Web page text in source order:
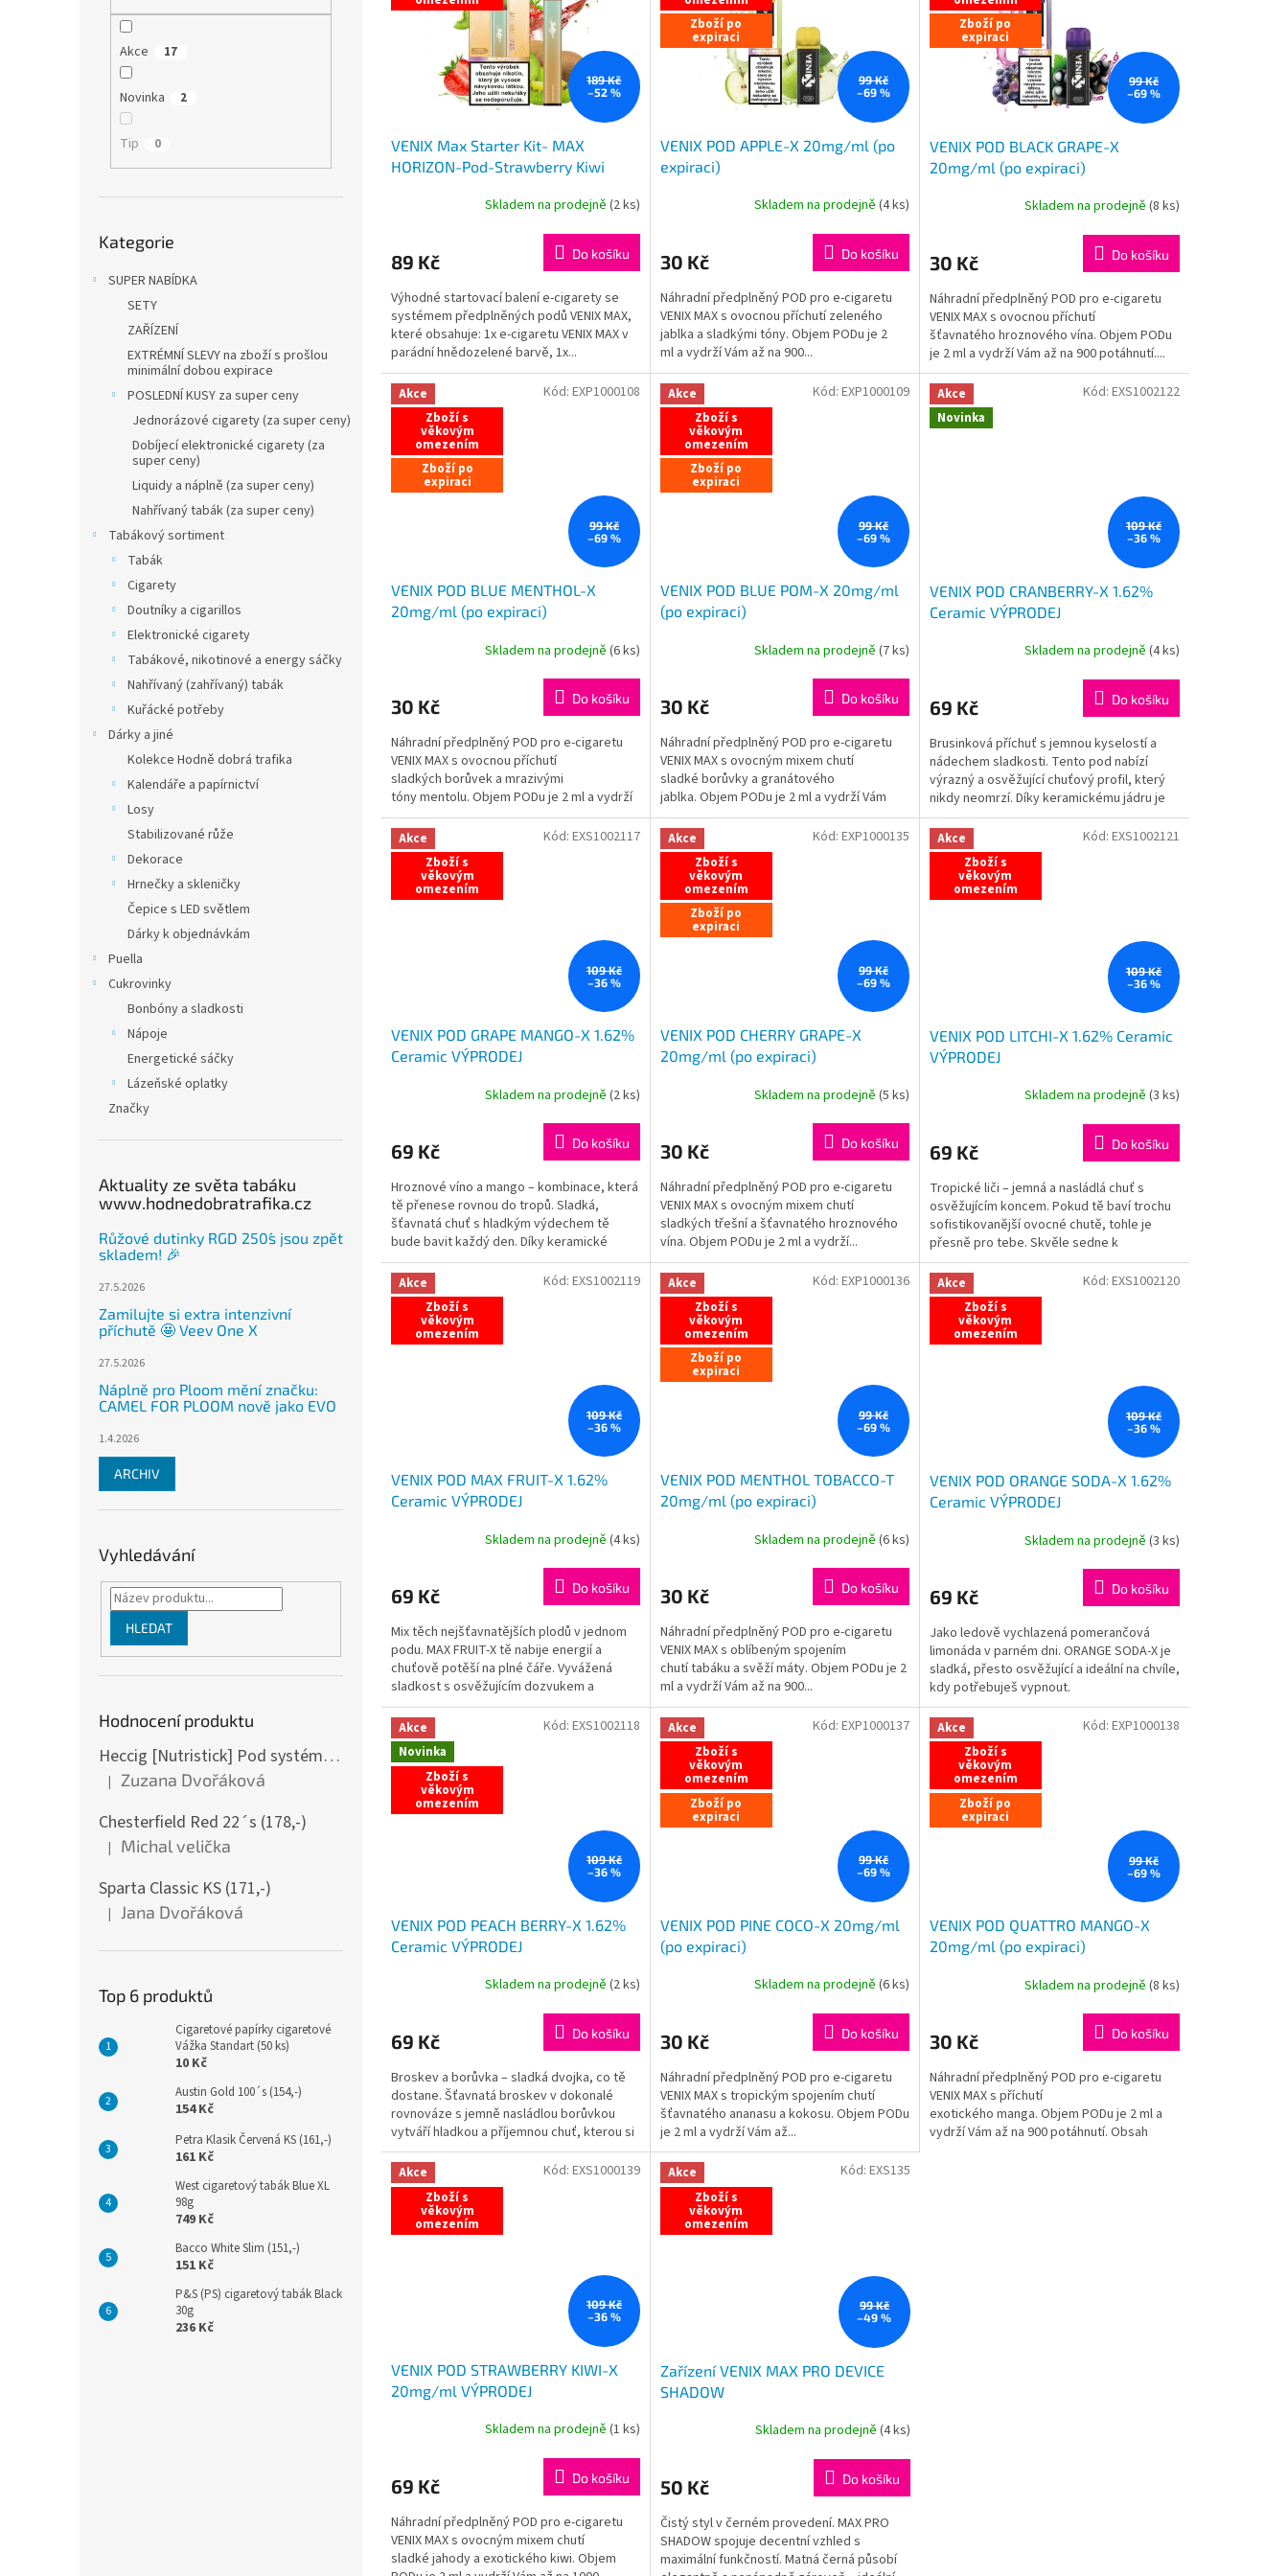
Akce 17
Novinka 2
Tip 0
kategorie
Kategorie
SUPER NABÍDKA
SETY
ZAŘÍZENÍ
EXTRÉMNÍ SLEVY na zboží s prošlou
minimální dobou expirace
POSLEDNÍ KUSY za super ceny
Jednorázové cigarety (za super ceny)
Dobíjecí elektronické cigarety (za
super ceny)
Liquidy a náplně (za super ceny)
Nahřívaný tabák (za super ceny)
Tabákový sortiment
Tabák
Cigarety
Doutníky a cigarillos
Elektronické cigarety
Tabákové, nikotinové a energy sáčky
Nahřívaný (zahřívaný) tabák
Kuřácké potřeby
Dárky a jiné
Kolekce Hodně dobrá trafika
Kalendáře a papírnictví
Losy
Stabilizované růže
Dekorace
Hrnečky a skleničky
Čepice s LED světlem
Dárky k objednávkám
Puella
Cukrovinky
Bonbóny a sladkosti
Nápoje
Energetické sáčky
Lázeňské oplatky
Značky
Aktuality ze světa tabáku
www.hodnedobratrafika.cz
Růžové dutinky RGD 250´s jsou zpět
skladem! 🎉
27.5.2026
Zamilujte si extra intenzivní
příchutě 🤩 Veev One X
27.5.2026
Náplně pro Ploom mění značku:
CAMEL FOR PLOOM nově jako EVO
1.4.2026
ARCHIV
Vyhledávání
HLEDAT
Hodnocení produktu
Heccig [Nutristick] Pod systém DV2 - F bull
Hodnocení produktu je 5 z 5 hvězdiček.
| Zuzana Dvořáková
Chesterfield Red 22´s (178,-)
Hodnocení produktu je 5 z 5 hvězdiček.
| Michal velička
Sparta Classic KS (171,-)
Hodnocení produktu je 5 z 5 hvězdiček.
| Jana Dvořáková
Top 6 produktů
Cigaretové papírky cigaretové
Vážka Standart (50 ks)
10 Kč
Austin Gold 100´s (154,-)
154 Kč
Petra Klasik Červená KS (161,-)
161 Kč
West cigaretový tabák Blue XL
98g
749 Kč
Bacco White Slim (151,-)
151 Kč
P&S (PS) cigaretový tabák Black
30g
236 Kč
189 Kč
–52 %
VENIX Max Starter Kit- MAX
HORIZON-Pod-Strawberry Kiwi
Skladem na prodejně (2 ks)
89 Kč Do košíku
Výhodné startovací balení e-cigarety se
systémem předplněných podů VENIX MAX,
které obsahuje: 1x e-cigaretu VENIX MAX v
parádní hnědozelené barvě, 1x...
Zboží po
expiraci
99 Kč
–69 %
VENIX POD APPLE-X 20mg/ml (po
expiraci)
Skladem na prodejně (4 ks)
30 Kč Do košíku
Náhradní předplněný POD pro e-cigaretu
VENIX MAX s ovocnou příchutí zeleného
jablka a sladkými tóny. Objem PODu je 2
ml a vydrží Vám až na 900...
Zboží po
expiraci
99 Kč
–69 %
VENIX POD BLACK GRAPE-X
20mg/ml (po expiraci)
Skladem na prodejně (8 ks)
30 Kč Do košíku
Náhradní předplněný POD pro e-cigaretu
VENIX MAX s ovocnou příchutí
šťavnatého hroznového vína. Objem PODu
je 2 ml a vydrží Vám až na 900 potáhnutí....
Akce
Zboží s
věkovým
omezením
Zboží po
expiraci
99 Kč
–69 %
VENIX POD BLUE MENTHOL-X
20mg/ml (po expiraci)
Skladem na prodejně (6 ks)
30 Kč Do košíku
Náhradní předplněný POD pro e-cigaretu
VENIX MAX s ovocnou příchutí
sladkých borůvek a mrazivými
tóny mentolu. Objem PODu je 2 ml a vydrží
Vám až...
Kód: EXP1000108
Akce
Zboží s
věkovým
omezením
Zboží po
expiraci
99 Kč
–69 %
VENIX POD BLUE POM-X 20mg/ml
(po expiraci)
Skladem na prodejně (7 ks)
30 Kč Do košíku
Náhradní předplněný POD pro e-cigaretu
VENIX MAX s ovocným mixem chutí
sladké borůvky a granátového
jablka. Objem PODu je 2 ml a vydrží Vám
až...
Kód: EXP1000109
Akce
Novinka
109 Kč
–36 %
VENIX POD CRANBERRY-X 1.62%
Ceramic VÝPRODEJ
Skladem na prodejně (4 ks)
69 Kč Do košíku
Brusinková příchuť s jemnou kyselostí a
nádechem sladkosti. Tento pod nabízí
výrazný a osvěžující chuťový profil, který
nikdy neomrzí. Díky keramickému jádru je
chuť čistá a...
Kód: EXS1002122
Akce
Zboží s
věkovým
omezením
109 Kč
–36 %
VENIX POD GRAPE MANGO-X 1.62%
Ceramic VÝPRODEJ
Skladem na prodejně (2 ks)
69 Kč Do košíku
Hroznové víno a mango – kombinace, která
tě přenese rovnou do tropů. Sladká,
šťavnatá chuť s hladkým výdechem tě
bude bavit každý den. Díky keramické
technologii si užiješ plné...
Kód: EXS1002117
Akce
Zboží s
věkovým
omezením
Zboží po
expiraci
99 Kč
–69 %
VENIX POD CHERRY GRAPE-X
20mg/ml (po expiraci)
Skladem na prodejně (5 ks)
30 Kč Do košíku
Náhradní předplněný POD pro e-cigaretu
VENIX MAX s ovocným mixem chutí
sladkých třešní a šťavnatého hroznového
vína. Objem PODu je 2 ml a vydrží...
Kód: EXP1000135
Akce
Zboží s
věkovým
omezením
109 Kč
–36 %
VENIX POD LITCHI-X 1.62% Ceramic
VÝPRODEJ
Skladem na prodejně (3 ks)
69 Kč Do košíku
Tropické liči – jemná a nasládlá chuť s
osvěžujícím koncem. Pokud tě baví trochu
sofistikovanější ovocné chutě, tohle je
přesně pro tebe. Skvěle sedne k
pohodovému vapování.
Kód: EXS1002121
Akce
Zboží s
věkovým
omezením
109 Kč
–36 %
VENIX POD MAX FRUIT-X 1.62%
Ceramic VÝPRODEJ
Skladem na prodejně (4 ks)
69 Kč Do košíku
Mix těch nejšťavnatějších plodů v jednom
podu. MAX FRUIT-X tě nabije energií a
chuťově potěší na plné čáře. Vyvážená
sladkost s osvěžujícím dozvukem a
parádně věrný chuťový...
Kód: EXS1002119
Akce
Zboží s
věkovým
omezením
Zboží po
expiraci
99 Kč
–69 %
VENIX POD MENTHOL TOBACCO-T
20mg/ml (po expiraci)
Skladem na prodejně (6 ks)
30 Kč Do košíku
Náhradní předplněný POD pro e-cigaretu
VENIX MAX s oblíbeným spojením
chutí tabáku a svěží máty. Objem PODu je 2
ml a vydrží Vám až na 900...
Kód: EXP1000136
Akce
Zboží s
věkovým
omezením
109 Kč
–36 %
VENIX POD ORANGE SODA-X 1.62%
Ceramic VÝPRODEJ
Skladem na prodejně (3 ks)
69 Kč Do košíku
Jako ledově vychlazená pomerančová
limonáda v parném dni. ORANGE SODA-X je
sladká, přesto osvěžující a ideální na chvíle,
kdy potřebuješ vypnout.
Kód: EXS1002120
Akce
Novinka
Zboží s
věkovým
omezením
109 Kč
–36 %
VENIX POD PEACH BERRY-X 1.62%
Ceramic VÝPRODEJ
Skladem na prodejně (2 ks)
69 Kč Do košíku
Broskev a borůvka – sladká dvojka, co tě
dostane. Šťavnatá broskev v dokonalé
rovnováze s jemně nasládlou borůvkou
vytváří hladkou a příjemnou chuť, kterou si
zamiluješ....
Kód: EXS1002118
Akce
Zboží s
věkovým
omezením
Zboží po
expiraci
99 Kč
–69 %
VENIX POD PINE COCO-X 20mg/ml
(po expiraci)
Skladem na prodejně (6 ks)
30 Kč Do košíku
Náhradní předplněný POD pro e-cigaretu
VENIX MAX s tropickým spojením chutí
šťavnatého ananasu a kokosu. Objem PODu
je 2 ml a vydrží Vám až...
Kód: EXP1000137
Akce
Zboží s
věkovým
omezením
Zboží po
expiraci
99 Kč
–69 %
VENIX POD QUATTRO MANGO-X
20mg/ml (po expiraci)
Skladem na prodejně (8 ks)
30 Kč Do košíku
Náhradní předplněný POD pro e-cigaretu
VENIX MAX s příchutí
exotického manga. Objem PODu je 2 ml a
vydrží Vám až na 900 potáhnutí. Obsah
Kód: EXP1000138
Akce
Zboží s
věkovým
omezením
109 Kč
–36 %
VENIX POD STRAWBERRY KIWI-X
20mg/ml VÝPRODEJ
Skladem na prodejně (1 ks)
69 Kč Do košíku
Náhradní předplněný POD pro e-cigaretu
VENIX MAX s ovocným mixem chutí
sladké jahody a exotického kiwi. Objem
Kód: EXS1000139
Akce
Zboží s
věkovým
omezením
99 Kč
–49 %
Zařízení VENIX MAX PRO DEVICE
SHADOW
Skladem na prodejně (4 ks)
50 Kč Do košíku
Čistý styl v černém provedení. MAX PRO
SHADOW spojuje decentní vzhled s
maximální funkčností. Matná černá působí
Kód: EXS135